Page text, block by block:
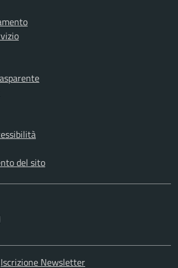
del sito
Iscrizione Newsletter